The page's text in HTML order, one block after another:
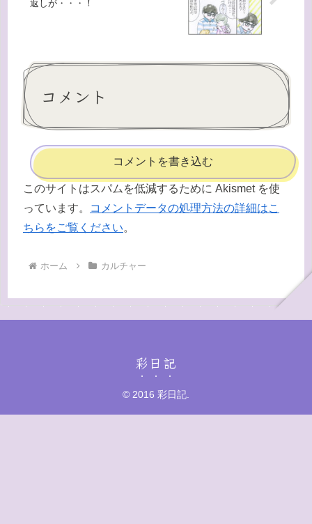
返しが・・・！
コメント
コメントを書き込む
このサイトはスパムを低減するために Akismet を使
っています。
コメントデータの処理方法の詳細はこ
ちらをご覧ください。
ホーム カルチャー
彩日記
© 2016 彩日記.